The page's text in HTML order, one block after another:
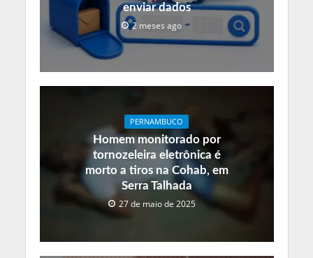
enviar dados
2 meses ago
PERNAMBUCO
Homem monitorado por
tornozeleira eletrônica é
morto a tiros na Cohab, em
Serra Talhada
27 de maio de 2025